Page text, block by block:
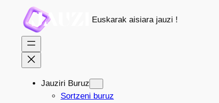
edukira
Euskarak aisiara jauzi !
Jauziri Buruz
Sortzeni buruz